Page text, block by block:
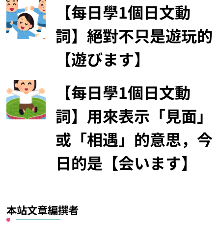
【每日學1個日文動
詞】絕對不只是遊玩的
【遊びます】
【每日學1個日文動
詞】用來表示「見面」
或「相遇」的意思，今
日的是【会います】
本站文章編撰者